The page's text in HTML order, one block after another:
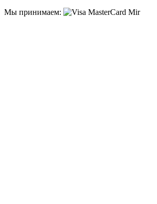
Мы принимаем: